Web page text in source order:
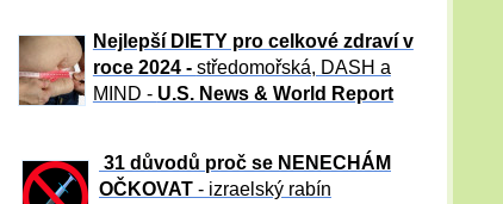
Nejlepší DIETY pro celkové zdraví v
roce 2024 - středomořská, DASH a
MIND - U.S. News & World Report
31 důvod ů proč se NENECHÁM
OČKOVAT - izraelský rabín